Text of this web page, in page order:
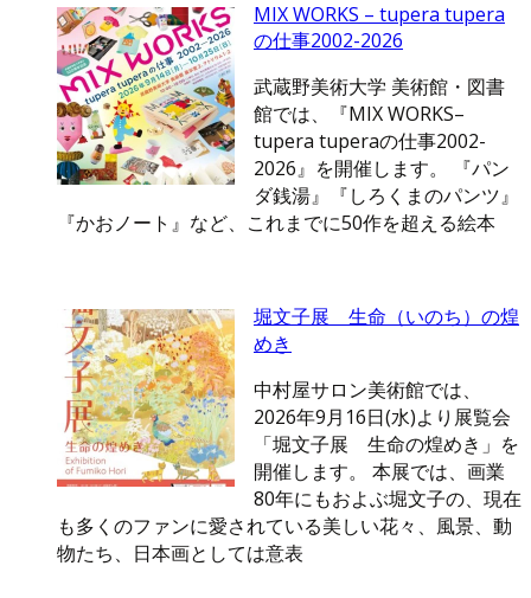
MIX WORKS – tupera tupera
の仕事2002-2026
武蔵野美術大学 美術館・図書
館では、『MIX WORKS–
tupera tuperaの仕事2002-
2026』を開催します。 『パン
ダ銭湯』『しろくまのパンツ』
『かおノート』など、これまでに50作を超える絵本
堀文子展 生命（いのち）の煌
めき
中村屋サロン美術館では、
2026年9月16日(水)より展覧会
「堀文子展 生命の煌めき」を
開催します。 本展では、画業
80年にもおよぶ堀文子の、現在
も多くのファンに愛されている美しい花々、風景、動
物たち、日本画としては意表